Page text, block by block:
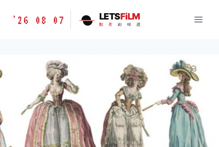
胶
LETSFILM
'26 08 07 LETSFiLM
胶 片 的 味 道